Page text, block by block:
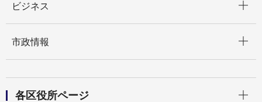
ビジネス
市政情報
各区役所ページ